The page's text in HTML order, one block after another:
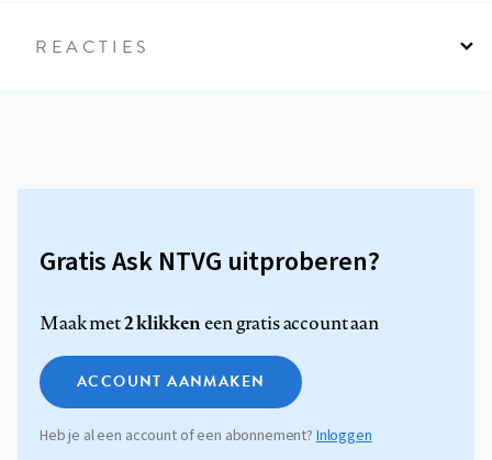
REACTIES
Gratis Ask NTVG uitproberen?
Maak met2 klikkeneen gratis account aan
ACCOUNT AANMAKEN
Heb je al een account of een abonnement?Inloggen